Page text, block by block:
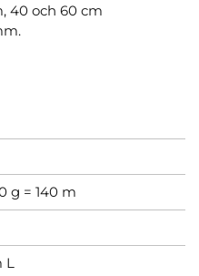
40 och 60 cm
g = 140 m
L